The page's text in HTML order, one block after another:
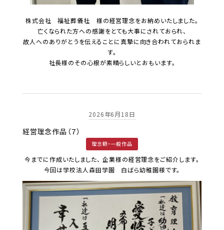
株式会社 福祉葬儀社 様の経営理念をお納めいたしました。
亡くなられた方への感謝をとても大事にされておられ、
故人へのありがとうを伝えることに真摯に向き合われておられま
す。
社長様のその心根が素晴らしいとおもいます。
2026年6月18日
経営理念作品（７）
理念額・一般作品
今までに作成いたしました、 企業様の経営理念をご紹介します。
今回は学校法人森田学園 白ばら幼稚園様です。